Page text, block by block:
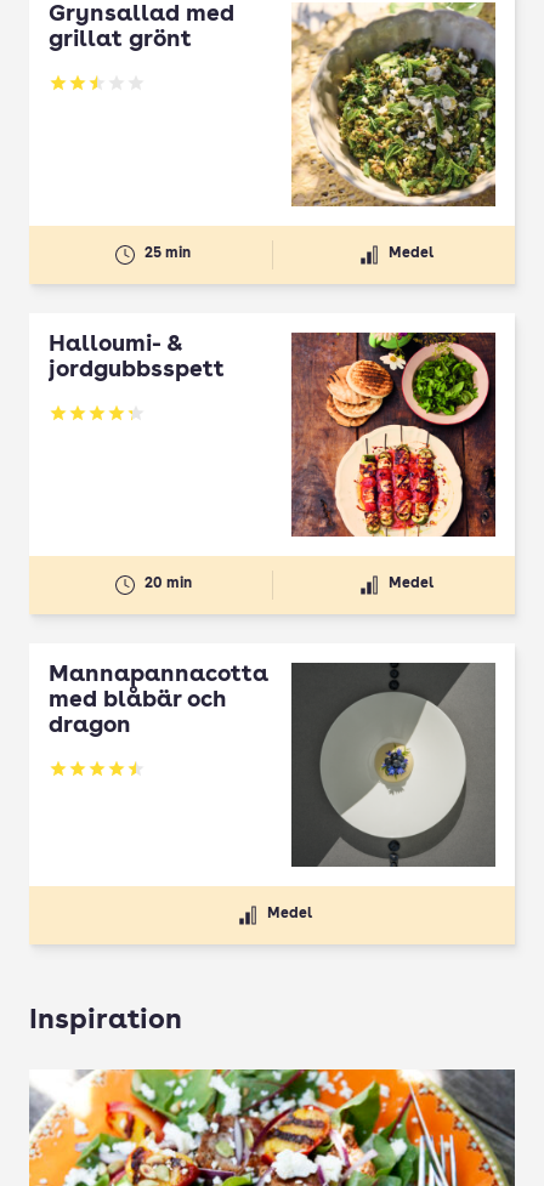
Grynsallad med
grillat grönt
Betyg: 2.5 av 5
25 min Medel
Halloumi- &
jordgubbsspett
Betyg: 4.3 av 5
20 min Medel
Mannapannacotta
med blåbär och
dragon
Betyg: 4.5 av 5
Medel
Inspiration